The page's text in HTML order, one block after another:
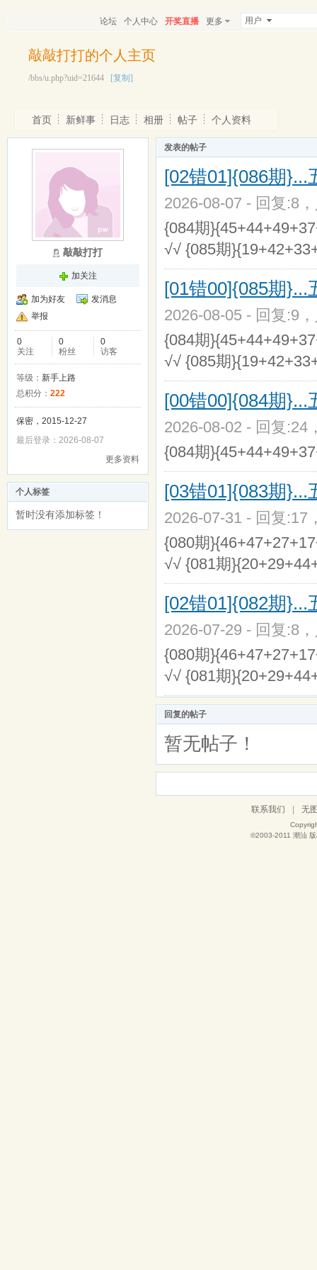
论坛 个人中心 开奖直播 更多 用户
敲敲打打的个人主页
/bbs/u.php?uid=21644 [复制]
首页 新鲜事 日志 相册 帖子 个人资料
敲敲打打
加关注
加为好友
发消息
举报
0
关注
0
粉丝
0
访客
等级： 新手上路
总积分： 222
保密，2015-12-27
最后登录：2026-08-07
更多资料
个人标签
暂时没有添加标签！
发表的帖子
[02错01]{086期}...
2026-08-07 - 回复:8
{084期
√√ {085期
[01错00]{085期}...
2026-08-05 - 回复:9
{084期
√√ {085期
[00错00]{084期}...
2026-08-02 - 回复:24
{084期
[03错01]{083期}...
2026-07-31 - 回复:17
{080期
√√ {081期
[02错01]{082期}...
2026-07-29 - 回复:8
{080期
√√ {081期
回复的帖子
暂无帖子！
联系我们 无
©2003-2011 潮汕